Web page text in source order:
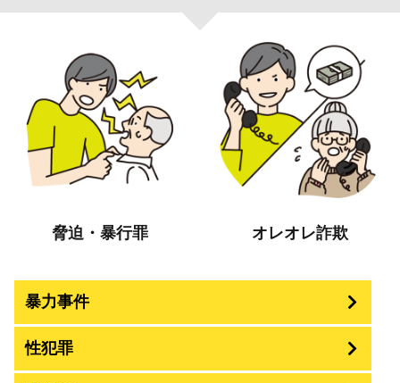
脅迫・暴行罪 オレオレ詐欺
暴力事件
性犯罪